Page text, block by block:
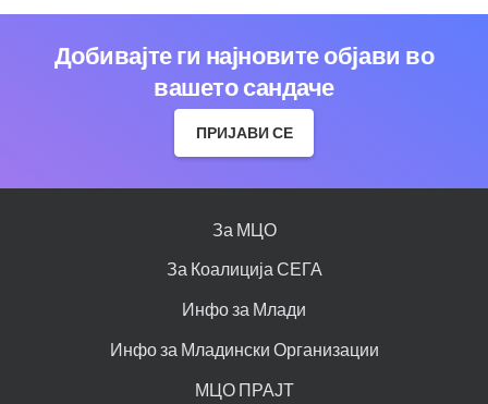
Добивајте ги најновите објави во
вашето сандаче
ПРИЈАВИ СЕ
За МЦО
За Коалиција СЕГА
Инфо за Млади
Инфо за Младински Организации
МЦО ПРАЈТ